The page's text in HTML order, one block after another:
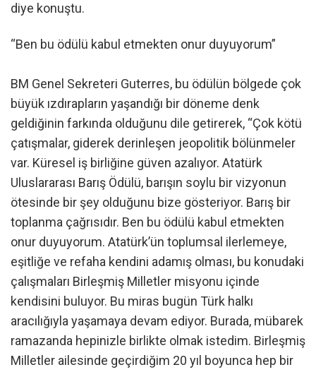
diye konuştu.
“Ben bu ödülü kabul etmekten onur duyuyorum”
BM Genel Sekreteri Guterres, bu ödülün bölgede çok
büyük ızdırapların yaşandığı bir döneme denk
geldiğinin farkında olduğunu dile getirerek, “Çok kötü
çatışmalar, giderek derinleşen jeopolitik bölünmeler
var. Küresel iş birliğine güven azalıyor. Atatürk
Uluslararası Barış Ödülü, barışın soylu bir vizyonun
ötesinde bir şey olduğunu bize gösteriyor. Barış bir
toplanma çağrısıdır. Ben bu ödülü kabul etmekten
onur duyuyorum. Atatürk’ün toplumsal ilerlemeye,
eşitliğe ve refaha kendini adamış olması, bu konudaki
çalışmaları Birleşmiş Milletler misyonu içinde
kendisini buluyor. Bu miras bugün Türk halkı
aracılığıyla yaşamaya devam ediyor. Burada, mübarek
ramazanda hepinizle birlikte olmak istedim. Birleşmiş
Milletler ailesinde geçirdiğim 20 yıl boyunca hep bir